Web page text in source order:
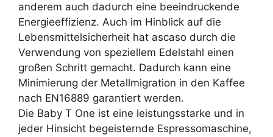
anderem auch dadurch eine beeindruckende
Energieeffizienz. Auch im Hinblick auf die
Lebensmittelsicherheit hat ascaso durch die
Verwendung von speziellem Edelstahl einen
großen Schritt gemacht. Dadurch kann eine
Minimierung der Metallmigration in den Kaffee
nach EN16889 garantiert werden.
Die Baby T One ist eine leistungsstarke und in
jeder Hinsicht begeisternde Espressomaschine,